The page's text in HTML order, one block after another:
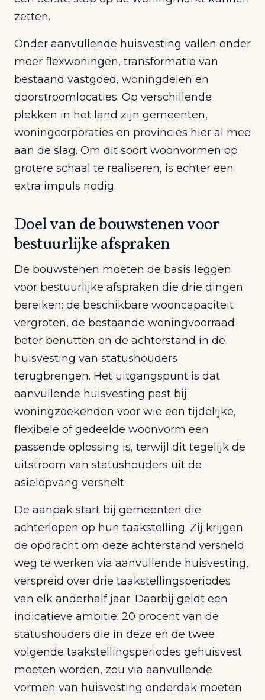
zetten.
Onder aanvullende huisvesting vallen onder
meer flexwoningen, transformatie van
bestaand vastgoed, woningdelen en
doorstroomlocaties. Op verschillende
plekken in het land zijn gemeenten,
woningcorporaties en provincies hier al mee
aan de slag. Om dit soort woonvormen op
grotere schaal te realiseren, is echter een
extra impuls nodig.
Doel van de bouwstenen voor
bestuurlijke afspraken
De bouwstenen moeten de basis leggen
voor bestuurlijke afspraken die drie dingen
bereiken: de beschikbare wooncapaciteit
vergroten, de bestaande woningvoorraad
beter benutten en de achterstand in de
huisvesting van statushouders
terugbrengen. Het uitgangspunt is dat
aanvullende huisvesting past bij
woningzoekenden voor wie een tijdelijke,
flexibele of gedeelde woonvorm een
passende oplossing is, terwijl dit tegelijk de
uitstroom van statushouders uit de
asielopvang versnelt.
De aanpak start bij gemeenten die
achterlopen op hun taakstelling. Zij krijgen
de opdracht om deze achterstand versneld
weg te werken via aanvullende huisvesting,
verspreid over drie taakstellingsperiodes
van elk anderhalf jaar. Daarbij geldt een
indicatieve ambitie: 20 procent van de
statushouders die in deze en de twee
volgende taakstellingsperiodes gehuisvest
moeten worden, zou via aanvullende
vormen van huisvesting onderdak moeten